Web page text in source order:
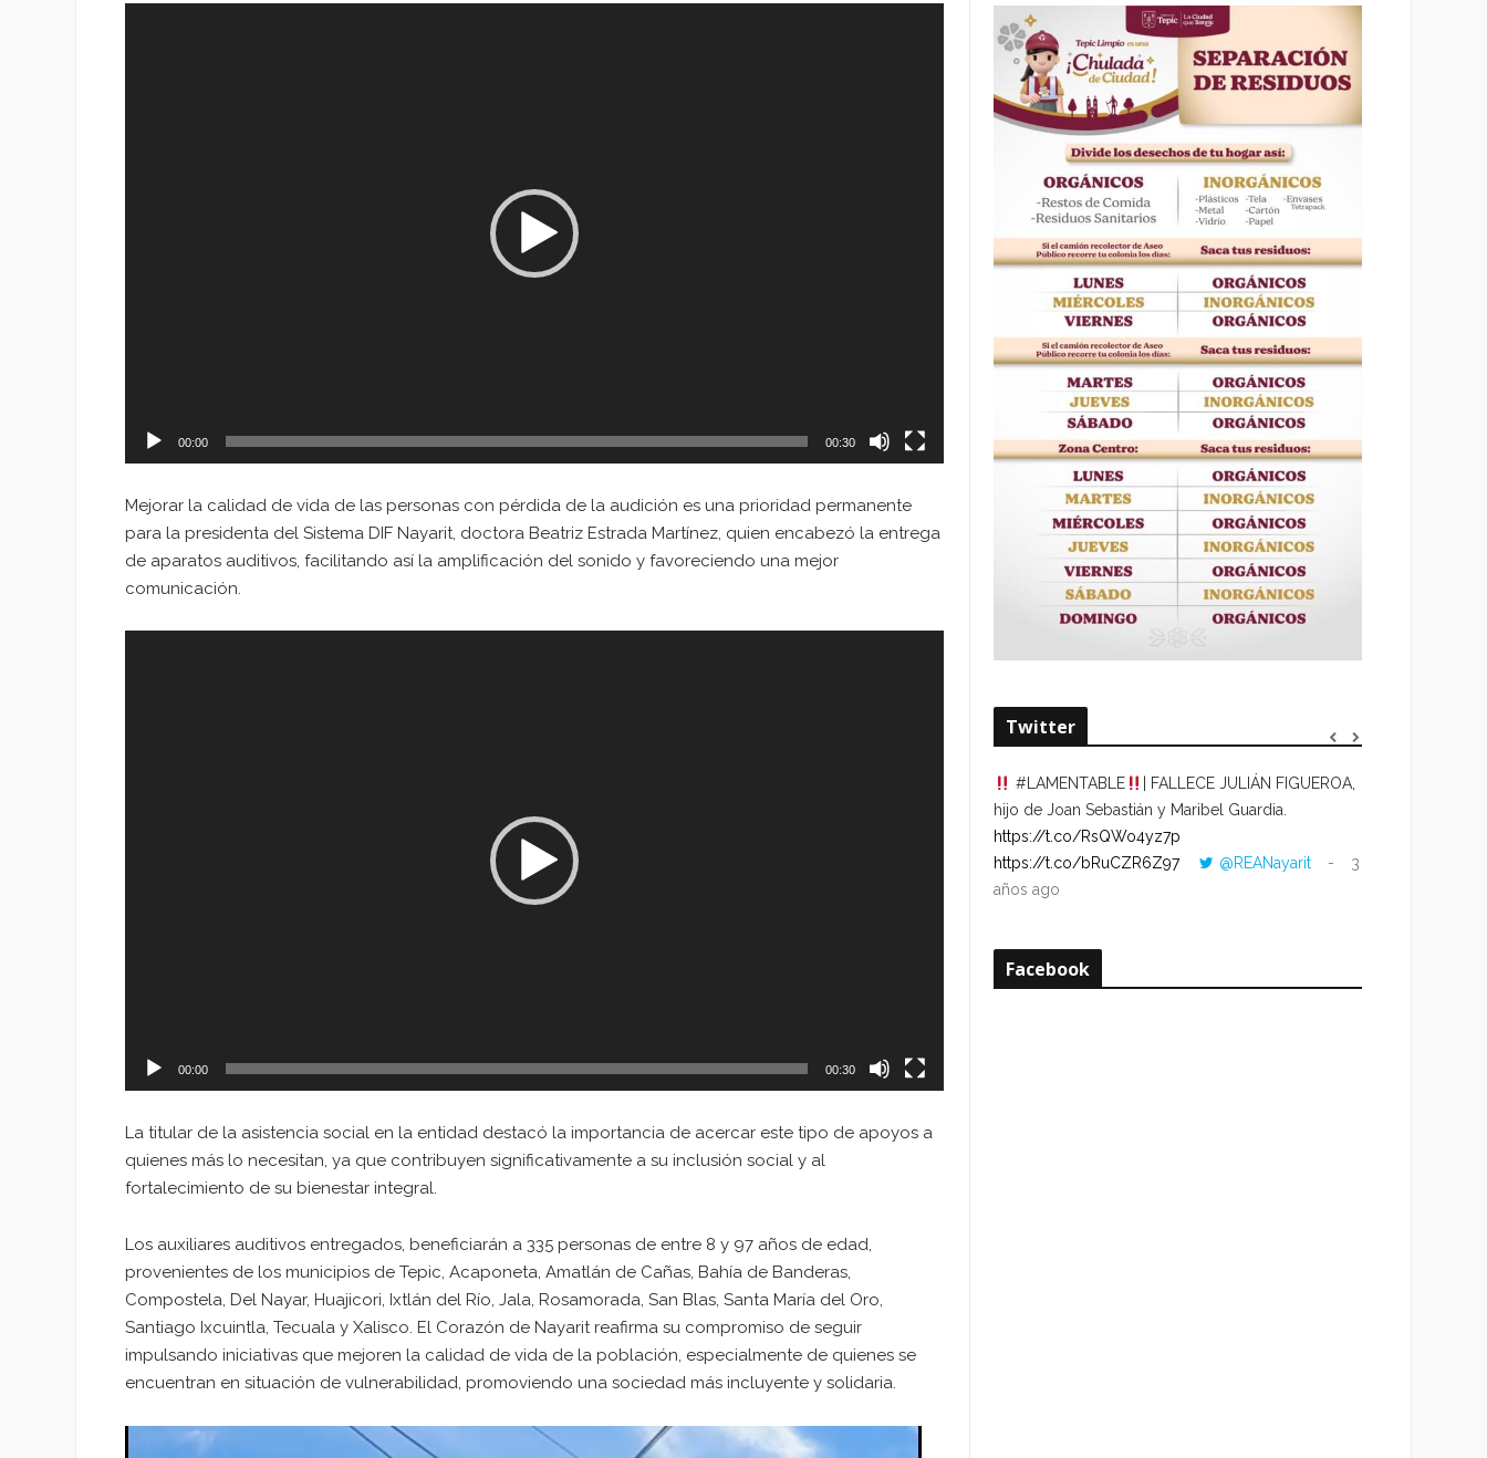
00:00 00:30
Mejorar la calidad de vida de las personas con pérdida de la audición es una prioridad permanente
para la presidenta del Sistema DIF Nayarit, doctora Beatriz Estrada Martínez, quien encabezó la entrega
de aparatos auditivos, facilitando así la amplificación del sonido y favoreciendo una mejor
comunicación.
00:00 00:30
La titular de la asistencia social en la entidad destacó la importancia de acercar este tipo de apoyos a
quienes más lo necesitan, ya que contribuyen significativamente a su inclusión social y al
fortalecimiento de su bienestar integral.
Los auxiliares auditivos entregados, beneficiarán a 335 personas de entre 8 y 97 años de edad,
provenientes de los municipios de Tepic, Acaponeta, Amatlán de Cañas, Bahía de Banderas,
Compostela, Del Nayar, Huajicori, Ixtlán del Río, Jala, Rosamorada, San Blas, Santa María del Oro,
Santiago Ixcuintla, Tecuala y Xalisco. El Corazón de Nayarit reafirma su compromiso de seguir
impulsando iniciativas que mejoren la calidad de vida de la población, especialmente de quienes se
encuentran en situación de vulnerabilidad, promoviendo una sociedad más incluyente y solidaria.
Reproductor
Twitter
#LAMENTABLE
| FALLECE JULIÁN FIGUEROA,
hijo de Joan Sebastián y Maribel Guardia.
https://t.co/RsQWo4yz7p
https://t.co/bRuCZR6Z97
@REANayarit
3
años ago
Facebook